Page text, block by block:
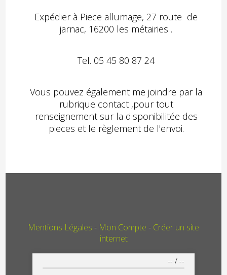
Expédier à Piece allumage, 27 route de
jarnac, 16200 les métairies .
Tel. 05 45 80 87 24
Vous pouvez également me joindre par la
rubrique contact ,pour tout
renseignement sur la disponibilitée des
pieces et le règlement de l'envoi.
Mentions Légales Mon Compte
Créer un site
internet
-- / --